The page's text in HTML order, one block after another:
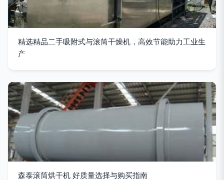
精选精品二手吸附式与滚筒干燥机，高效节能助力工业生
产
森泰滚筒烘干机 好质量选择与购买指南